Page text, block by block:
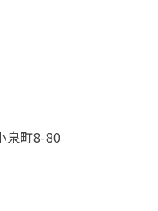
泉町8-80